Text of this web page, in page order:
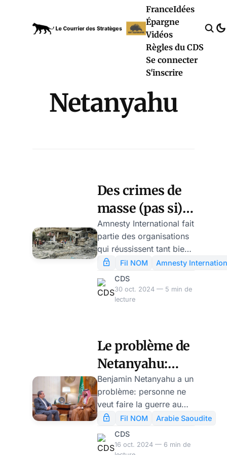
FranceIdées
Épargne
Vidéos
Règles du CDS
Se connecter
S'inscrire
Netanyahu
Des crimes de
masse (pas si)
ordinaires – ce
qu’Amnesty
International a
vu à Gaza
Amnesty International fait
partie des organisations
qui réussissent tant bien
que mal, à maintenir une
présence à Gaza – et
témoignent. Quelques
extraits significatifs pour
politique israélienne
tiraillée entre des
aspirations
contradictoires – mais
toutes mortelles pour les
Palestiniens de ce
minuscule territoire si
Fil NOM
Amnesty
CDS
30 oct. 2024 — 5 min de
lecture
Le problème de
Netanyahu:
sauf lui,
personne n’a
envie d’une
guerre d’Israël
Benjamin Netanyahu a un
problème: personne ne
veut faire la guerre au
Proche-Orient à part lui.
Pour se faire la guerre, il
faut être deux ou plus.
Fil NOM
Arabie Saoudite
CDS
16 oct. 2024 — 6 min de